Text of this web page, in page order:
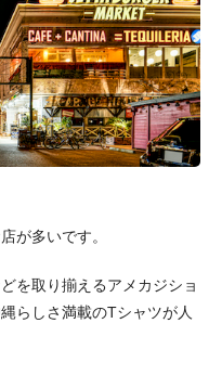
が多いです。
を取り揃えるアメカジショ
らしさ満載のTシャツが人